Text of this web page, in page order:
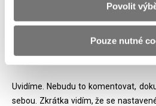
Povolit
Pouze nutné
domluvila jsem se s ministerstvem
nedomluvené nákupy za dvě
Uvidíme. Nebudu to komentovat,
sebou. Zkrátka vidím, že se